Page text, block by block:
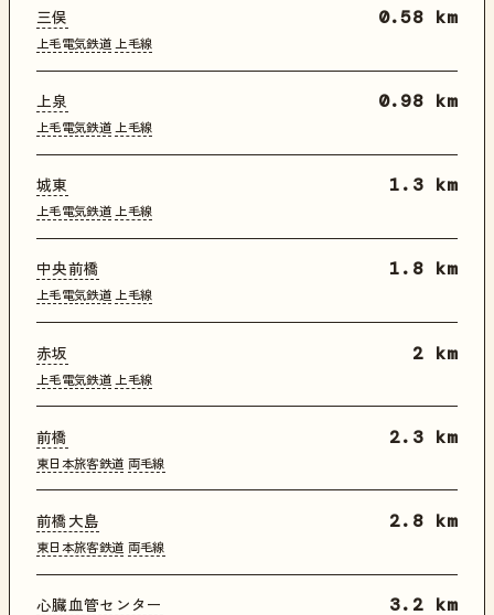
三俣
上毛電気鉄道 上毛線
0.58 km
上泉
上毛電気鉄道 上毛線
0.98 km
城東
上毛電気鉄道 上毛線
1.3 km
中央前橋
上毛電気鉄道 上毛線
1.8 km
赤坂
上毛電気鉄道 上毛線
2 km
前橋
東日本旅客鉄道 両毛線
2.3 km
前橋大島
東日本旅客鉄道 両毛線
2.8 km
心臓血管センター 3.2 km